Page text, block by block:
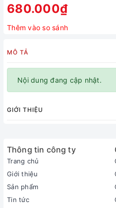
680.000₫
Thêm vào so sánh
MÔ TẢ
Nội dung đang cập nhật.
GIỚI THIỆU
Thông tin công ty
Trang chủ
Giới thiệu
Sản phẩm
Tin tức